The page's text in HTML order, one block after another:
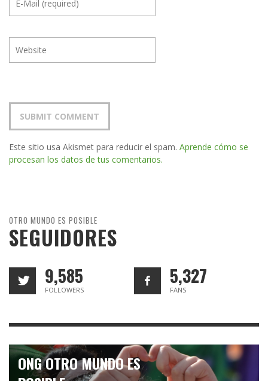
Este sitio usa Akismet para reducir el spam. Aprende cómo se
procesan los datos de tus comentarios.
OTRO MUNDO ES POSIBLE
SEGUIDORES
9,585
FOLLOWERS
5,327
FANS
ONG OTRO MUNDO ES